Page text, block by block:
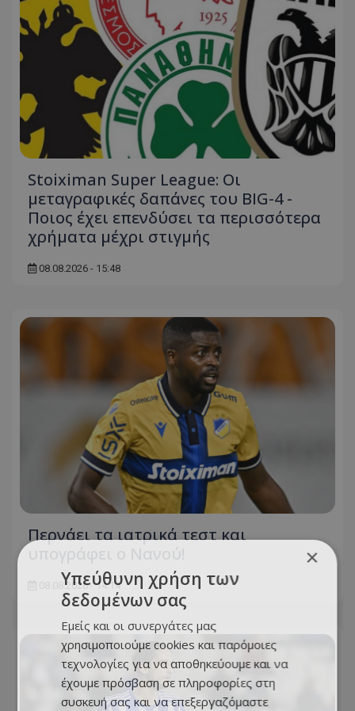
Stoiximan Super League: Οι
μεταγραφικές δαπάνες του BIG-4 -
Ποιος έχει επενδύσει τα περισσότερα
χρήματα μέχρι στιγμής
08.08.2026 - 15:48
Περνάει τα ιατρικά τεστ και
08.08.2026 - 14:14
×
Υπεύθυνη χρήση των
δεδομένων σας
Εμείς και οι συνεργάτες μας
χρησιμοποιούμε cookies και παρόμοιες
τεχνολογίες για να αποθηκεύουμε και να
έχουμε πρόσβαση σε πληροφορίες στη
συσκευή σας και να επεξεργαζόμαστε